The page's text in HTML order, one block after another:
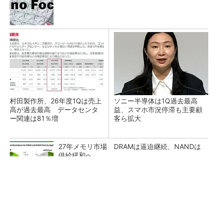
村田製作所、26年度1Qは売上
高が過去最高 データセンタ
ー関連は81％増
ソニー半導体は1Q過去最高
益、スマホ市況停滞も主要顧
客ら拡大
27年メモリ市場 DRAMは逼迫継続、NANDは
供給緩和へ